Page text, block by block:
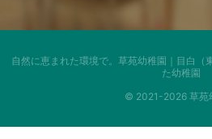
© 2021-2026 草苑
自然に恵まれた環境で。 草苑幼稚園｜目白（
た幼稚園